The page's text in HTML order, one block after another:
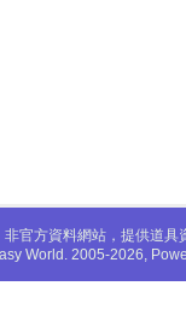
官方資料網站，提供道
World. 2005-2026,